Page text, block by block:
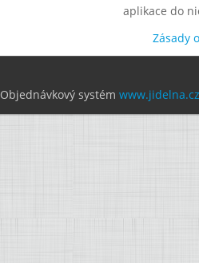
aplikace do
Zásady
Objednávkový systém www.jidelna.cz